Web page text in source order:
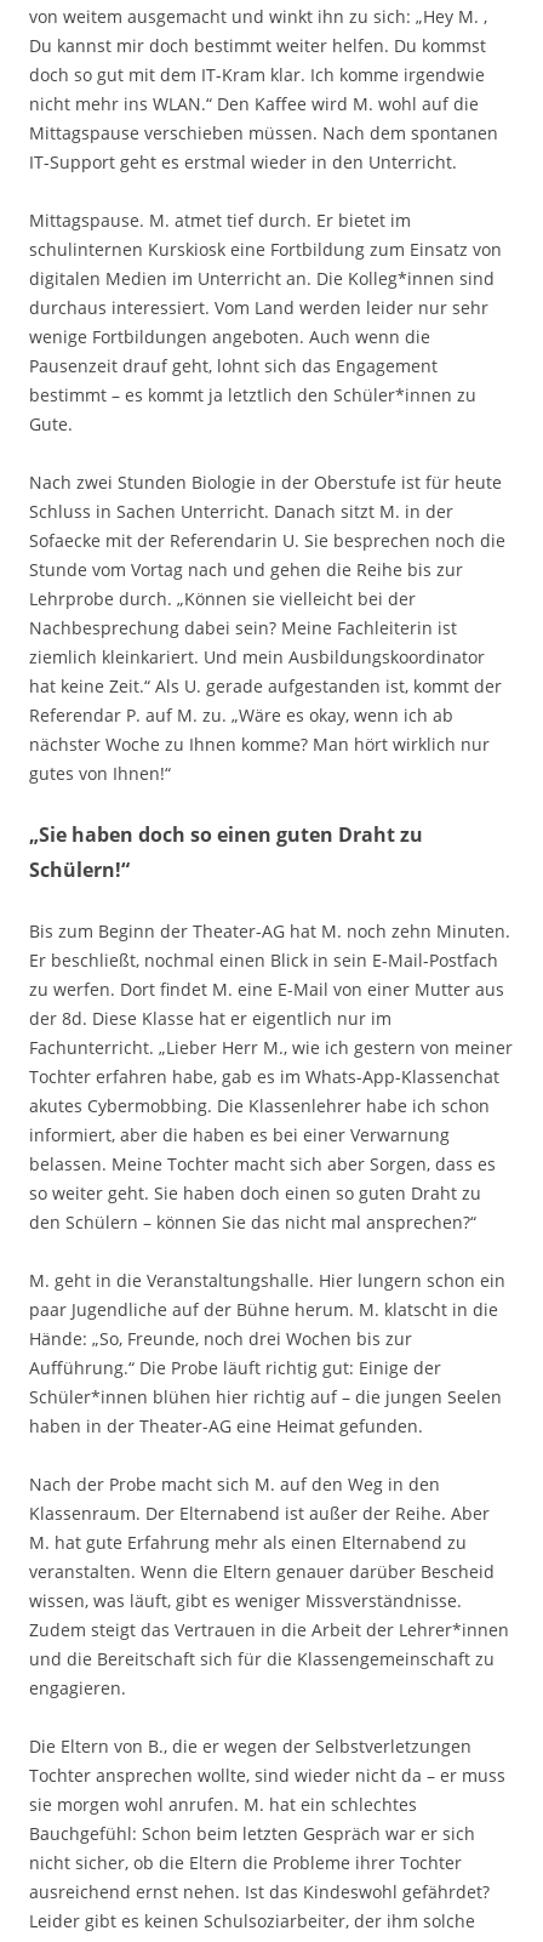
von weitem ausgemacht und winkt ihn zu sich: „Hey M. ,
Du kannst mir doch bestimmt weiter helfen. Du kommst
doch so gut mit dem IT-Kram klar. Ich komme irgendwie
nicht mehr ins WLAN.“ Den Kaffee wird M. wohl auf die
Mittagspause verschieben müssen. Nach dem spontanen
IT-Support geht es erstmal wieder in den Unterricht.
Mittagspause. M. atmet tief durch. Er bietet im
schulinternen Kurskiosk eine Fortbildung zum Einsatz von
digitalen Medien im Unterricht an. Die Kolleg*innen sind
durchaus interessiert. Vom Land werden leider nur sehr
wenige Fortbildungen angeboten. Auch wenn die
Pausenzeit drauf geht, lohnt sich das Engagement
bestimmt – es kommt ja letztlich den Schüler*innen zu
Gute.
Nach zwei Stunden Biologie in der Oberstufe ist für heute
Schluss in Sachen Unterricht. Danach sitzt M. in der
Sofaecke mit der Referendarin U. Sie besprechen noch die
Stunde vom Vortag nach und gehen die Reihe bis zur
Lehrprobe durch. „Können sie vielleicht bei der
Nachbesprechung dabei sein? Meine Fachleiterin ist
ziemlich kleinkariert. Und mein Ausbildungskoordinator
hat keine Zeit.“ Als U. gerade aufgestanden ist, kommt der
Referendar P. auf M. zu. „Wäre es okay, wenn ich ab
nächster Woche zu Ihnen komme? Man hört wirklich nur
gutes von Ihnen!“
„Sie haben doch so einen guten Draht zu
Schülern!“
Bis zum Beginn der Theater-AG hat M. noch zehn Minuten.
Er beschließt, nochmal einen Blick in sein E-Mail-Postfach
zu werfen. Dort findet M. eine E-Mail von einer Mutter aus
der 8d. Diese Klasse hat er eigentlich nur im
Fachunterricht. „Lieber Herr M., wie ich gestern von meiner
Tochter erfahren habe, gab es im Whats-App-Klassenchat
akutes Cybermobbing. Die Klassenlehrer habe ich schon
informiert, aber die haben es bei einer Verwarnung
belassen. Meine Tochter macht sich aber Sorgen, dass es
so weiter geht. Sie haben doch einen so guten Draht zu
den Schülern – können Sie das nicht mal ansprechen?“
M. geht in die Veranstaltungshalle. Hier lungern schon ein
paar Jugendliche auf der Bühne herum. M. klatscht in die
Hände: „So, Freunde, noch drei Wochen bis zur
Aufführung.“ Die Probe läuft richtig gut: Einige der
Schüler*innen blühen hier richtig auf – die jungen Seelen
haben in der Theater-AG eine Heimat gefunden.
Nach der Probe macht sich M. auf den Weg in den
Klassenraum. Der Elternabend ist außer der Reihe. Aber
M. hat gute Erfahrung mehr als einen Elternabend zu
veranstalten. Wenn die Eltern genauer darüber Bescheid
wissen, was läuft, gibt es weniger Missverständnisse.
Zudem steigt das Vertrauen in die Arbeit der Lehrer*innen
und die Bereitschaft sich für die Klassengemeinschaft zu
engagieren.
Die Eltern von B., die er wegen der Selbstverletzungen
Tochter ansprechen wollte, sind wieder nicht da – er muss
sie morgen wohl anrufen. M. hat ein schlechtes
Bauchgefühl: Schon beim letzten Gespräch war er sich
nicht sicher, ob die Eltern die Probleme ihrer Tochter
ausreichend ernst nehen. Ist das Kindeswohl gefährdet?
Leider gibt es keinen Schulsoziarbeiter, der ihm solche